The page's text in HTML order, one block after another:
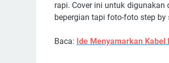
rapi. Cover ini untuk
bepergian tapi foto-foto step by
Baca: Ide Menyamarkan Kabel